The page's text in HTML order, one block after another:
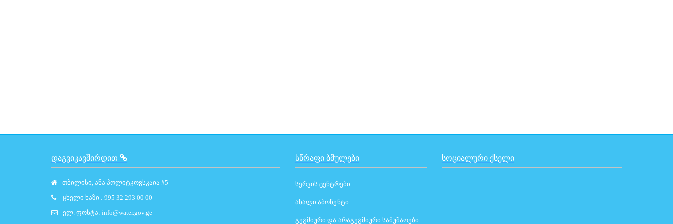
ᲓᲐᲒᲕᲘᲙᲐᲕᲨᲘᲠᲓᲘᲗ
თბილისი, ანა პოლიტკოვსკაია #5
ცხელი ხაზი : 995 32 293 00 00
ელ. ფოსტა: info@water.gov.ge
ᲡᲬᲠᲐᲤᲘ ᲑᲛᲣᲚᲔᲑᲘ
სერვის ცენტრები
ახალი აბონენტი
გეგმიური და არაგეგმიური სამუშაოები
ᲡᲝᲪᲘᲐᲚᲣᲠᲘ ᲥᲡᲔᲚᲘ